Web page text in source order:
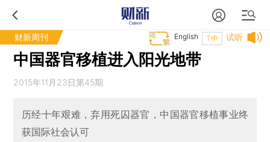
财新周刊 试听
T中
English
中国器官移植进入阳光地带
2015年11月23日第45期
历经十年艰难，弃用死囚器官，中国器官移植事业终
获国际社会认可